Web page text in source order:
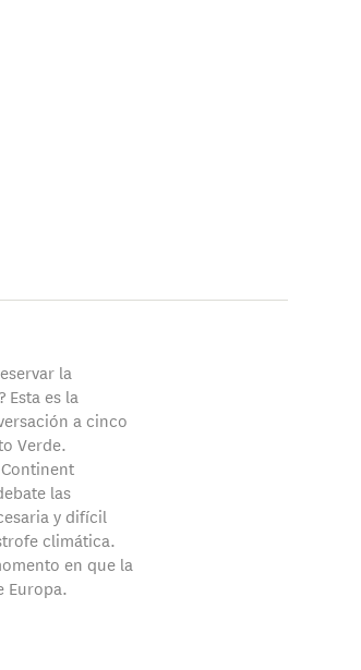
la
Esta es la
a cinco
Verde.
las
y difícil
climática.
en que la
Europa.